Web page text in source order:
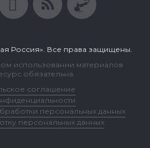
Россия». Все права защищены.
использовании материалов
обязательна.
соглашение
персональных данных
персональных данных